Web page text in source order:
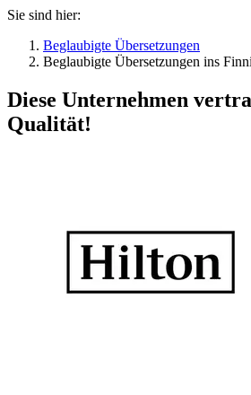
Sie sind hier:
Beglaubigte Übersetzungen
Beglaubigte Übersetzungen ins
Diese Unternehmen
Qualität!